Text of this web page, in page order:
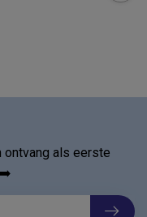
als eerste
➡️